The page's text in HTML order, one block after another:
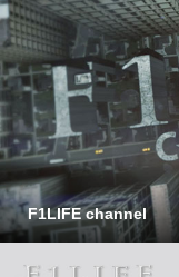
F1LIFE channel